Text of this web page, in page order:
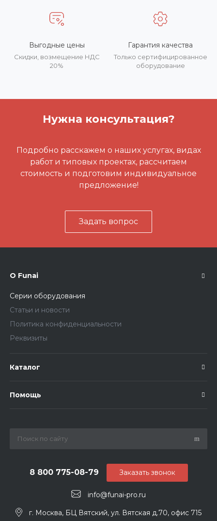
Выгодные цены
Скидки, возмещение НДС
20%
Гарантия качества
Только сертифицированное
оборудование
Нужна консультация?
Подробно расскажем о наших услугах, видах
работ и типовых проектах, рассчитаем
стоимость и подготовим индивидуальное
предложение!
Задать вопрос
О Funai
Серии оборудования
Статьи и новости
Политика конфиденциальности
Реквизиты
Каталог
Помощь
info@funai-pro.ru
8 800 775-08-79
г. Москва, БЦ Вятский, ул. Вятская д.70, офис 715
Заказать звонок